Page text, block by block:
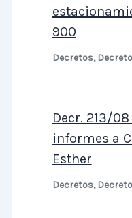
900
Decretos,
Decr. 213/
informes a
Esther
Decretos,